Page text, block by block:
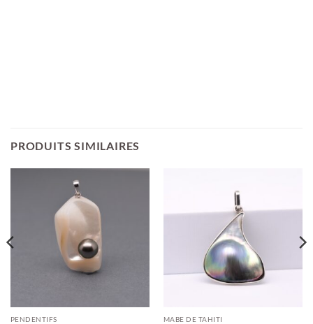
PRODUITS SIMILAIRES
PENDENTIFS MABE DE TAHITI